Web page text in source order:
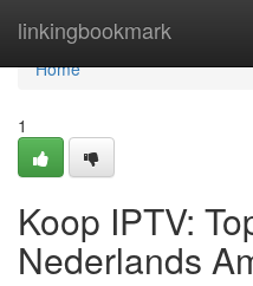
linkingbookmark
Home
Home
1
Koop IPTV:
Nederlands